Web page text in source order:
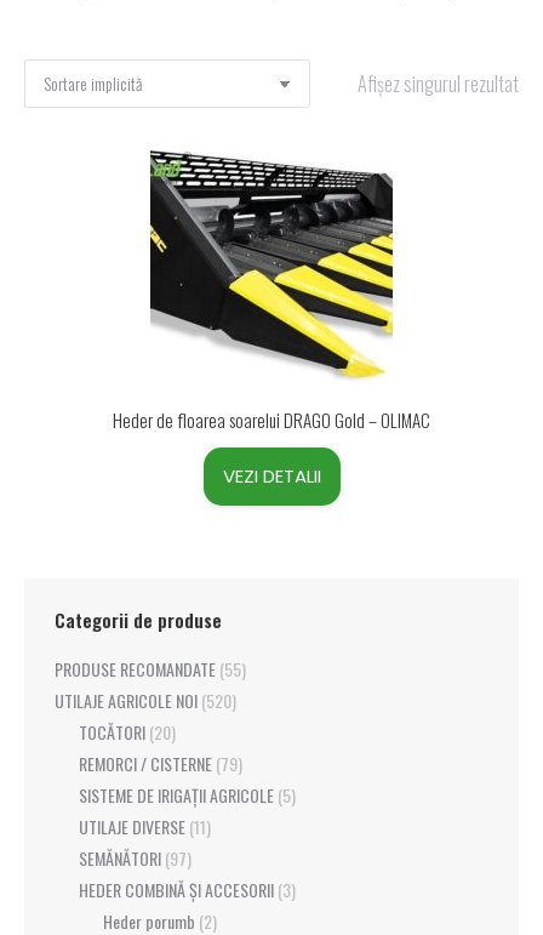
Afișez singurul rezultat
Heder de floarea soarelui DRAGO Gold – OLIMAC
VEZI DETALII
Categorii de produse
PRODUSE RECOMANDATE(55)
UTILAJE AGRICOLE NOI(520)
TOCĂTORI(20)
REMORCI / CISTERNE(79)
SISTEME DE IRIGAȚII AGRICOLE(5)
UTILAJE DIVERSE(11)
SEMĂNĂTORI(97)
HEDER COMBINĂ ȘI ACCESORII(3)
Heder porumb (2)